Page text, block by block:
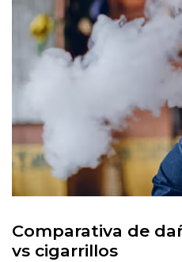
Comparativa de
vs cigarrillos